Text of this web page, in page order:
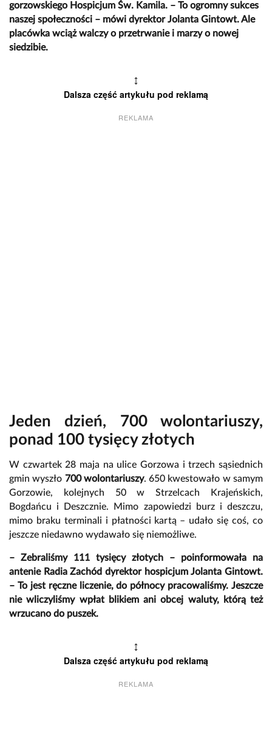
gorzowskiego Hospicjum Św. Kamila. – To ogromny sukces
naszej społeczności – mówi dyrektor Jolanta Gintowt. Ale
placówka wciąż walczy o przetrwanie i marzy o nowej
siedzibie.
↕
Dalsza część artykułu pod reklamą
REKLAMA
Jeden dzień, 700 wolontariuszy,
ponad 100 tysięcy złotych
W czwartek 28 maja na ulice Gorzowa i trzech sąsiednich
gmin wyszło 700 wolontariuszy. 650 kwestowało w samym
Gorzowie, kolejnych 50 w Strzelcach Krajeńskich,
Bogdańcu i Deszcznie. Mimo zapowiedzi burz i deszczu,
mimo braku terminali i płatności kartą – udało się coś, co
jeszcze niedawno wydawało się niemożliwe.
– Zebraliśmy 111 tysięcy złotych – poinformowała na
antenie Radia Zachód dyrektor hospicjum Jolanta Gintowt.
– To jest ręczne liczenie, do północy pracowaliśmy. Jeszcze
nie wliczyliśmy wpłat blikiem ani obcej waluty, którą też
wrzucano do puszek.
↕
Dalsza część artykułu pod reklamą
REKLAMA